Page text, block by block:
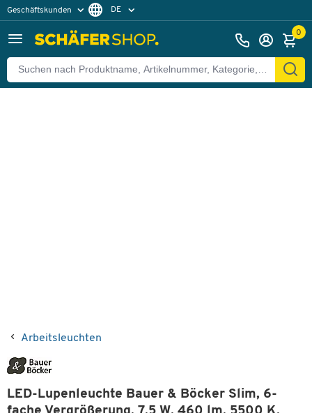
Geschäftskunden DE
0
Arbeitsleuchten
LED-Lupenleuchte Bauer & Böcker Slim, 6-
Zurück